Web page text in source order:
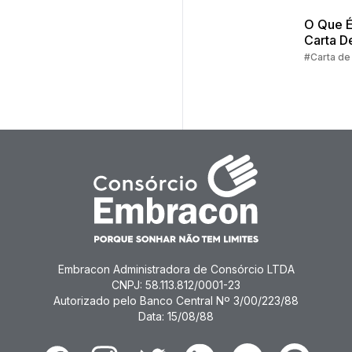
O Que
Carta
Crédito
#Carta
Embracon Administradora de Consórcio LTDA
CNPJ: 58.113.812/0001-23
Autorizado pelo Banco Central Nº 3/00/223/88
Data: 15/08/88